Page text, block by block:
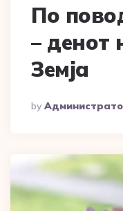
По
– денот
Земја
Posted
By
By